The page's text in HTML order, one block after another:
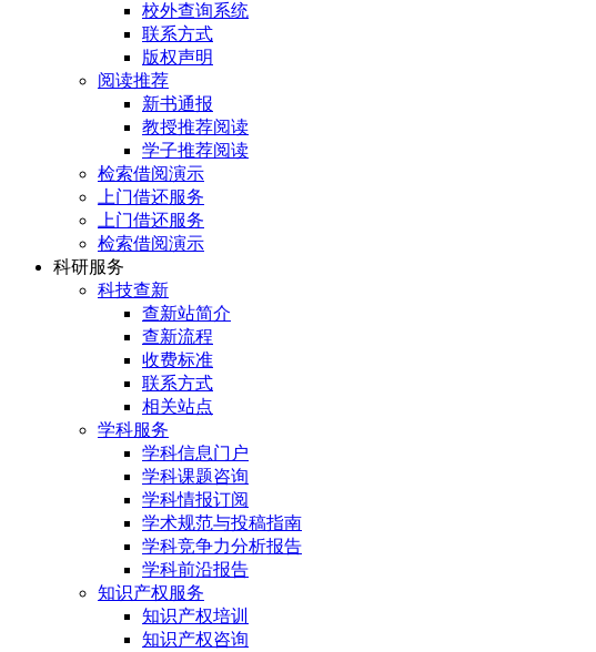
校外查询系统
联系方式
版权声明
阅读推荐
新书通报
教授推荐阅读
学子推荐阅读
检索借阅演示
上门借还服务
上门借还服务
检索借阅演示
科研服务
科技查新
查新站简介
查新流程
收费标准
联系方式
相关站点
学科服务
学科信息门户
学科课题咨询
学科情报订阅
学术规范与投稿指南
学科竞争力分析报告
学科前沿报告
知识产权服务
知识产权培训
知识产权咨询